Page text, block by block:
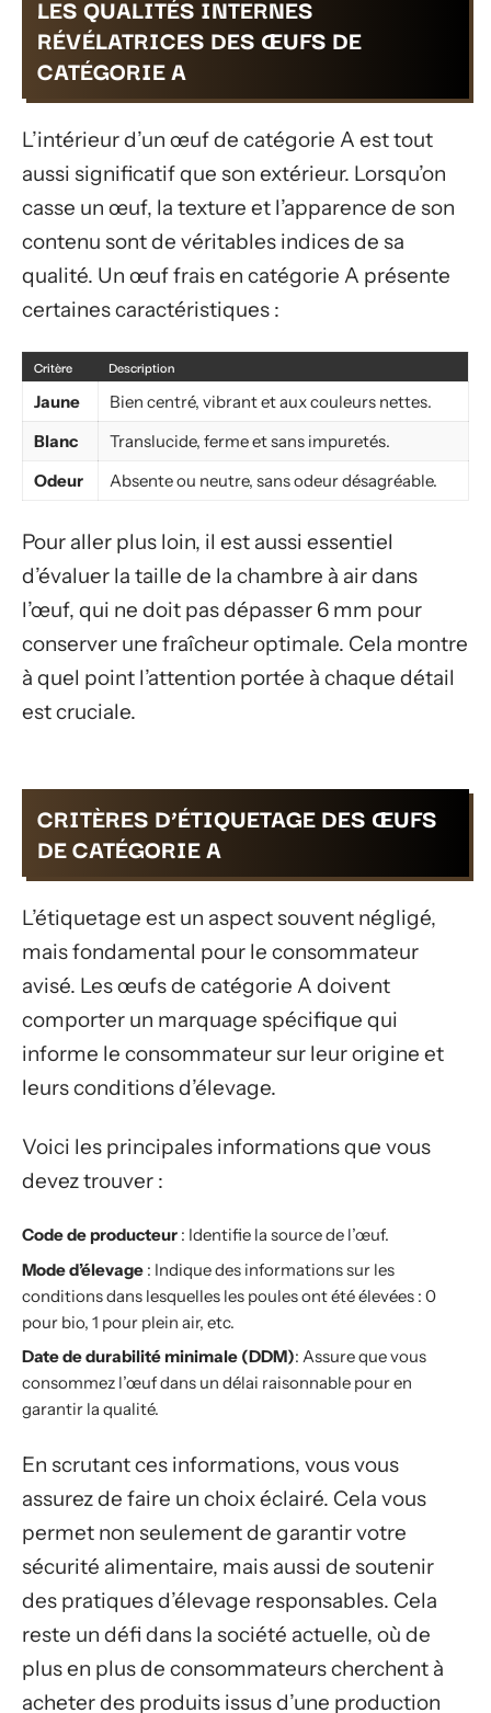
LES QUALITÉS INTERNES
RÉVÉLATRICES DES ŒUFS DE
CATÉGORIE A
L’intérieur d’un œuf de catégorie A est tout
aussi significatif que son extérieur. Lorsqu’on
casse un œuf, la texture et l’apparence de son
contenu sont de véritables indices de sa
qualité. Un œuf frais en catégorie A présente
certaines caractéristiques :
Critère
Description
Jaune
Bien centré, vibrant et aux couleurs nettes.
Blanc
Translucide, ferme et sans impuretés.
Odeur
Absente ou neutre, sans odeur désagréable.
Pour aller plus loin, il est aussi essentiel
d’évaluer la taille de la chambre à air dans
l’œuf, qui ne doit pas dépasser 6 mm pour
conserver une fraîcheur optimale. Cela montre
à quel point l’attention portée à chaque détail
est cruciale.
CRITÈRES D’ÉTIQUETAGE DES ŒUFS
DE CATÉGORIE A
L’étiquetage est un aspect souvent négligé,
mais fondamental pour le consommateur
avisé. Les œufs de catégorie A doivent
comporter un marquage spécifique qui
informe le consommateur sur leur origine et
leurs conditions d’élevage.
Voici les principales informations que vous
devez trouver :
Code de producteur : Identifie la source de l’œuf.
Mode d’élevage : Indique des informations sur les
conditions dans lesquelles les poules ont été élevées : 0
pour bio, 1 pour plein air, etc.
Date de durabilité minimale (DDM): Assure que vous
consommez l’œuf dans un délai raisonnable pour en
garantir la qualité.
En scrutant ces informations, vous vous
assurez de faire un choix éclairé. Cela vous
permet non seulement de garantir votre
sécurité alimentaire, mais aussi de soutenir
des pratiques d’élevage responsables. Cela
reste un défi dans la société actuelle, où de
plus en plus de consommateurs cherchent à
acheter des produits issus d’une production